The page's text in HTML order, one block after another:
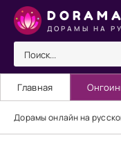
ДОРАМЫ НА
Главная
Дорамы онлайн на